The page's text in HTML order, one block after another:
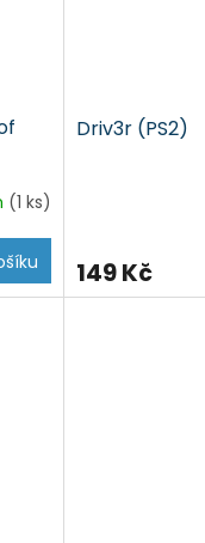
(1 ks)
Driv3r (PS2)
149 Kč